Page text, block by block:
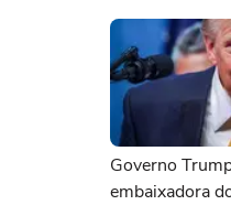
Governo
embaixadora